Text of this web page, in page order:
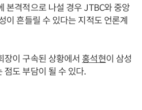
본격적으로 나설 경우 JTBC와 중앙
이 흔들릴 수 있다는 지적도 언론계
장이 구속된 상황에서 홍석현이 삼성
점도 부담이 될 수 있다.